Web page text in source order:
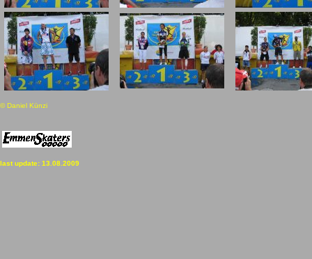
© Daniel Künzi
last update: 13.08.2009